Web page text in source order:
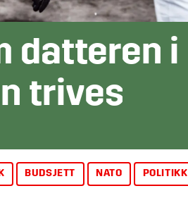
datteren i
trives
BUDSJETT NATO POLITIKK